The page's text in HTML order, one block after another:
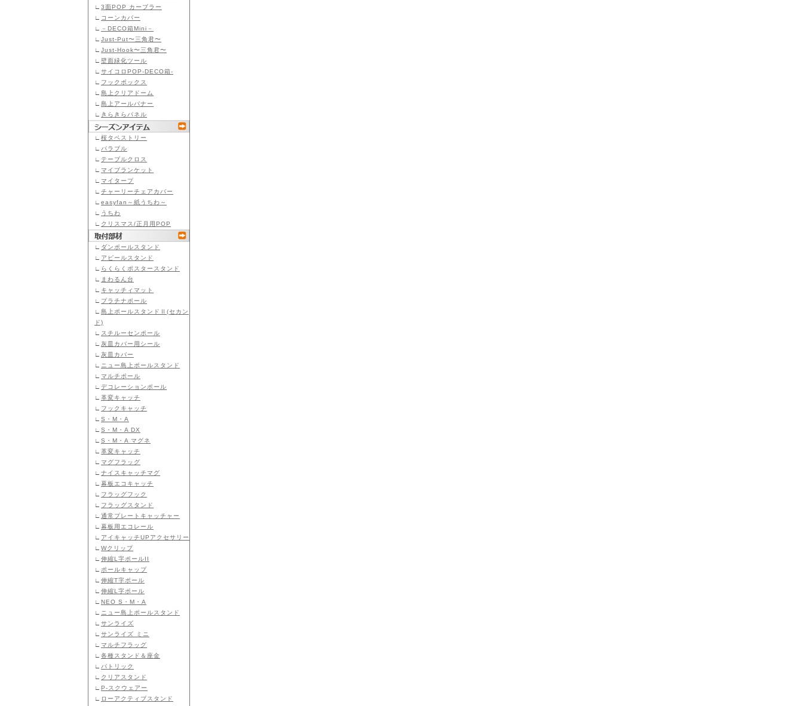
∟ 3面POP カーブラー
∟ コーンカバー
∟
－DECO箱Mini－
∟ Just-Put〜三角君〜
∟ Just-Hook〜三角君〜
∟ 壁面緑化ツール
∟ サイコロPOP-DECO箱-
∟ フックボックス
∟ 島上クリアドーム
∟ 島上アールバナー
∟
きらきらパネル
∟ 桜タペストリー
∟ パラブル
∟ テーブルクロス
∟ マイブランケット
∟ マイタープ
∟ チャーリーチェアカバー
∟ easyfan～紙うちわ～
∟
うちわ
∟ クリスマス/正月用POP
∟ ダンポールスタンド
∟ アピールスタンド
∟ らくらくポスタースタンド
∟
まわるん台
∟ キャッチィマット
∟ プラチナポール
∟ 島上ポールスタンドⅡ(セカン
ド)
∟ スチルーセンポール
∟ 灰皿カバー用シール
∟ 灰皿カバー
∟
ニュー島上ポールスタンド
∟ マルチポール
∟ デコレーションポール
∟ 革変キャッチ
∟ フックキャッチ
∟ S・M・A
∟ S・M・A DX
∟ S・M・A マグネ
∟ 革変キャッチ
∟ マグフラッグ
∟ ナイスキャッチマグ
∟ 幕板エコキャッチ
∟ フラッグフック
∟ フラッグスタンド
∟ 通常プレートキャッチャー
∟ 幕板用エコレール
∟ アイキャッチUPアクセサリー
∟ Wクリップ
∟ 伸縮L字ポールII
∟ ポールキャップ
∟ 伸縮T字ポール
∟ 伸縮L字ポール
∟ NEO S・M・A
∟
ニュー島上ポールスタンド
∟ サンライズ
∟ サンライズ ミニ
∟ マルチフラッグ
∟ 各種スタンド＆座金
∟ パトリック
∟ クリアスタンド
∟ P-スクウェアー
∟
ローアクティブスタンド